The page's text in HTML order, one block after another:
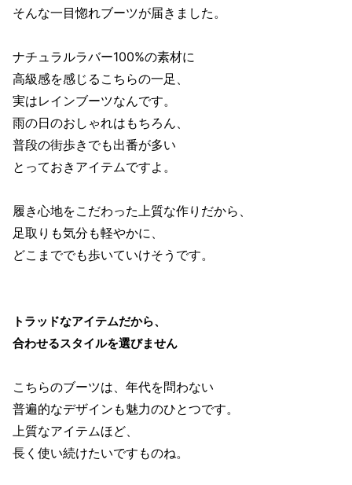
そんな一目惚れブーツが届きました。
ナチュラルラバー100%の素材に
高級感を感じるこちらの一足、
実はレインブーツなんです。
雨の日のおしゃれはもちろん、
普段の街歩きでも出番が多い
とっておきアイテムですよ。
履き心地をこだわった上質な作りだから、
足取りも気分も軽やかに、
どこまででも歩いていけそうです。
トラッドなアイテムだから、
合わせるスタイルを選びません
こちらのブーツは、年代を問わない
普遍的なデザインも魅力のひとつです。
上質なアイテムほど、
長く使い続けたいですものね。